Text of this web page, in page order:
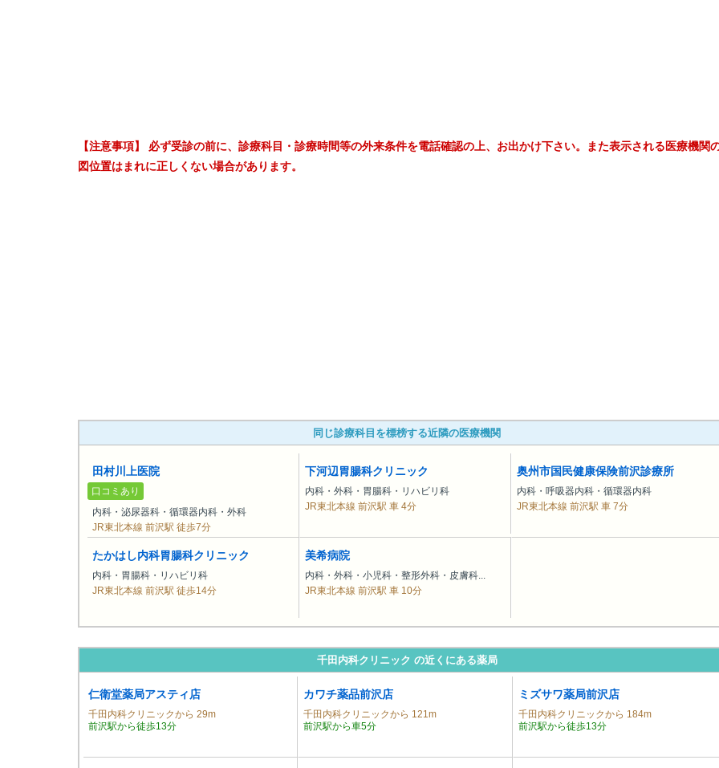
【注意事項】 必ず受診の前に、診療科目・診療時間等の外来条件を電話確認の上、お出かけ下さい。また表示される医療機関
図位置はまれに正しくない場合があります。
同じ診療科目を標榜する近隣の医療機関
田村川上医院
口コミあり
内科・泌尿器科・循環器内科・外科
JR東北本線 前沢駅 徒歩7分
下河辺胃腸科クリニック
内科・外科・胃腸科・リハビリ科
JR東北本線 前沢駅 車 4分
奥州市国民健康保険前沢診療所
内科・呼吸器内科・循環器内科
JR東北本線 前沢駅 車 7分
たかはし内科胃腸科クリニック
内科・胃腸科・リハビリ科
JR東北本線 前沢駅 徒歩14分
美希病院
内科・外科・小児科・整形外科・皮膚科...
JR東北本線 前沢駅 車 10分
千田内科クリニック の近くにある薬局
仁衛堂薬局アスティ店
千田内科クリニックから 29m
前沢駅から徒歩13分
カワチ薬品前沢店
千田内科クリニックから 121m
前沢駅から車5分
ミズサワ薬局前沢店
千田内科クリニックから 184m
前沢駅から徒歩13分